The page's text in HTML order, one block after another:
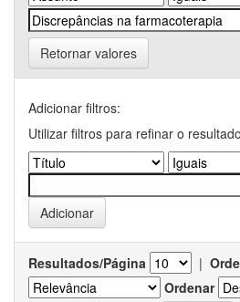
Retornar valores
Adicionar filtros:
Utilizar filtros para refinar o
Resultados/Página |
Ordenar